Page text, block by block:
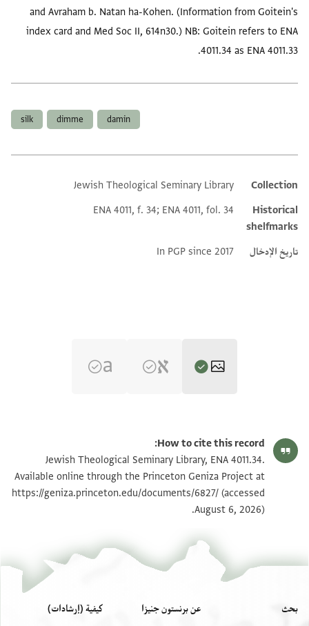
and Avraham b. Natan ha-Kohen. (Information from Goitein's
index card and Med Soc II, 614n30.) NB: Goitein refers to ENA
4011.34 as ENA 4011.33.
damin
dimme
silk
Additional metadata
Collection
Jewish Theological Seminary Library
Historical
shelfmarks
ENA 4011, f. 34; ENA 4011, fol. 34
تاريخ الإدخال In PGP since 2017
ENA 4011.34 1
بيان أذونات الصورة
How to cite this record:
Jewish Theological Seminary Library, ENA 4011.34.
Available online through the Princeton Geniza Project at
https://geniza.princeton.edu/documents/6827/ (accessed
August 6, 2026).
بحث عن برنستون جنيزا كيفية (إرشادات)